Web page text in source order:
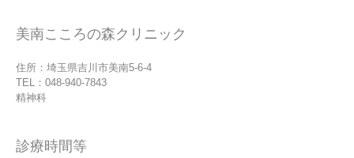
美南こころの森クリニック
住所：埼玉県吉川市美南5-6-4
TEL：048-940-7843
精神科
診療時間等